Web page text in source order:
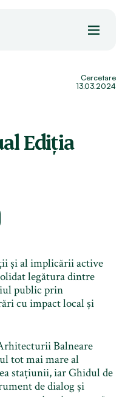
Cercetare
13.03.2024
Ediția
și al implicării active
legătura dintre
public prin
cu impact local și
Balneare
tot mai mare al
stațiunii, iar Ghidul de
de dialog și